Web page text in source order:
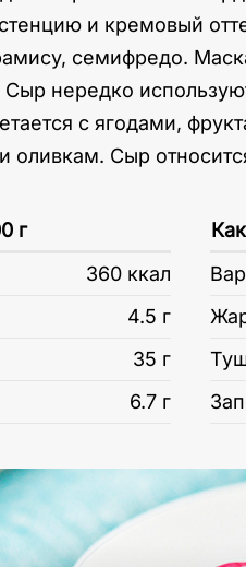
и кремовый
семифредо.
нередко
с ягодами,
оливкам. Сыр
г
360 ккал
4.5 г
35 г
6.7 г